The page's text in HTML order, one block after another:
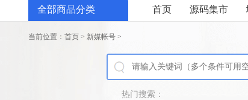
全部商品分类 首页 源码集市
当前位置： 首页 > 新媒帐号 >
热门搜索：